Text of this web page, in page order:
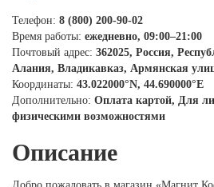
Телефон: 8 (800) 200-90-02
Время работы: ежедневно, 09:00–21:00
Почтовый адрес: 362025, Россия,
Алания, Владикавказ, Армянская
Координаты: 43.022000°N, 44.690000°E
Дополнительно: Оплата картой, Для
физическими возможностями
Описание